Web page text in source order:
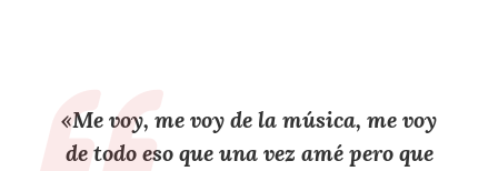
«Me voy, me voy de la música, me voy
de todo eso que una vez amé pero que